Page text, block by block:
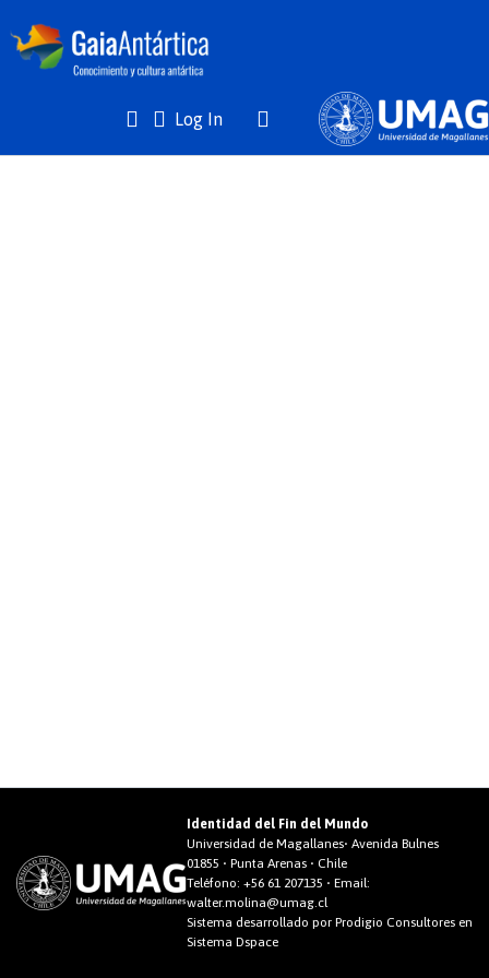
Log In(current)
Identidad del Fin del Mundo
Universidad de Magallanes• Avenida Bulnes
01855 • Punta Arenas • Chile
Teléfono: +56 61 207135 • Email:
walter.molina@umag.cl
Sistema desarrollado por Prodigio Consultores en
Sistema Dspace